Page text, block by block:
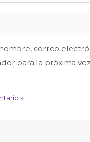
correo
para la próxima